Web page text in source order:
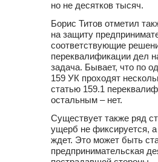
но не десятков тысяч.
Борис Титов отметил
на защиту
соответствующие
переквалификации дел
задача. Бывает, что по
159 УК проходят
статью 159.1
остальным – нет.
Существует также ряд
ущерб не фиксируется,
ждет. Это может быть
предпринимательская